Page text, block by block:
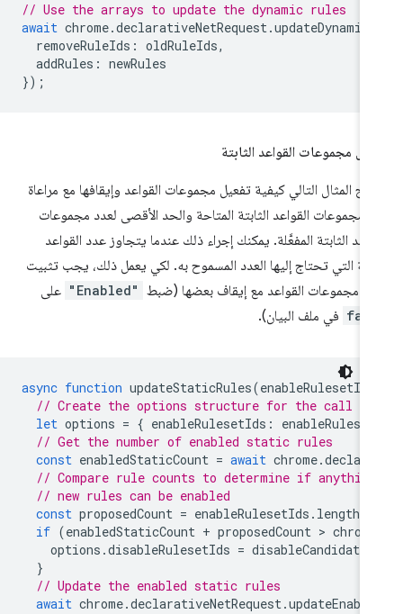
// Use the arrays to update the dynamic rules
await chrome.declarativeNetRequest.
removeRuleIds: oldRuleIds
addRules: newRules
مجموعات القواعد الثابتة
المثال التالي كيفية تفعيل مجموعات القواعد وإيقافها مع مراعاة
مجموعات القواعد الثابتة المتاحة والحد الأقصى لعدد مجموعات
الثابتة المفعَّلة. يمكنك إجراء ذلك عندما يتجاوز عدد القواعد
التي تحتاج إليها العدد المسموح به. لكي يعمل ذلك، يجب تثبيت
مجموعات القواعد مع إيقاف بعضها (ضبط "Enabled" على
في ملف البيان).
async function updateStaticRules(enableRulesetIds
// Create the options structure for the call to
let options = { enableRulesetIds:
// Get the number of enabled static rules
const enabledStaticCount = await chrome.
// Compare rule counts to determine if
// new rules can be enabled
const proposedCount = enableRulesetIds.length
if (enabledStaticCount + proposedCount >
options.disableRulesetIds =
// Update the enabled static rules
await chrome.declarativeNetRequest.